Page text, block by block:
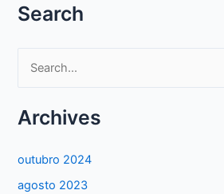
Search
qArchives
outubro 2024
agosto 2023